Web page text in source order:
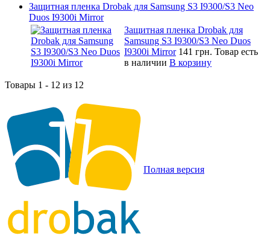
Защитная пленка Drobak для Samsung S3 I9300/S3 Neo
Duos I9300i Mirror
Защитная пленка Drobak для
Samsung S3 I9300/S3 Neo Duos
I9300i Mirror 141 грн. Товар есть
в наличии В корзину
Товары 1 - 12 из 12
Полная версия